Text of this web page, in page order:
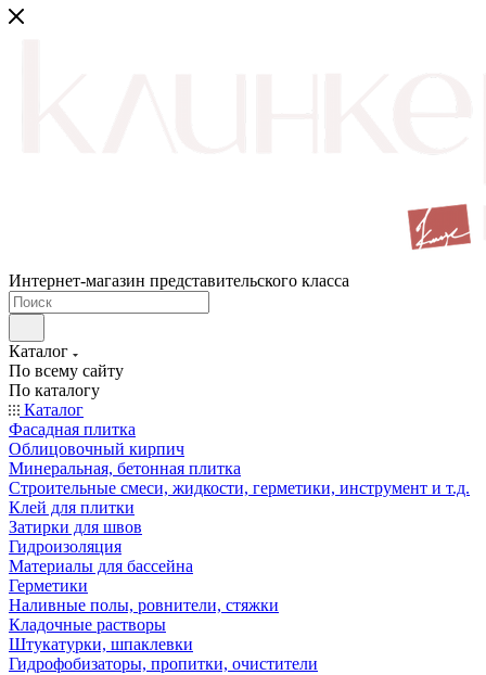
Интернет-магазин представительского класса
Каталог
По всему сайту
По каталогу
Каталог
Фасадная плитка
Облицовочный кирпич
Минеральная, бетонная плитка
Строительные смеси, жидкости, герметики, инструмент и т.д.
Клей для плитки
Затирки для швов
Гидроизоляция
Материалы для бассейна
Герметики
Наливные полы, ровнители, стяжки
Кладочные растворы
Штукатурки, шпаклевки
Гидрофобизаторы, пропитки, очистители